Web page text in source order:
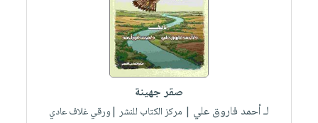
صقر جهينة
لـ أحمد فاروق علي | مركز الكتاب للنشر |ورقي غلاف عادي